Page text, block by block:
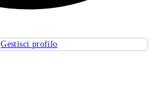
Gestisci profilo